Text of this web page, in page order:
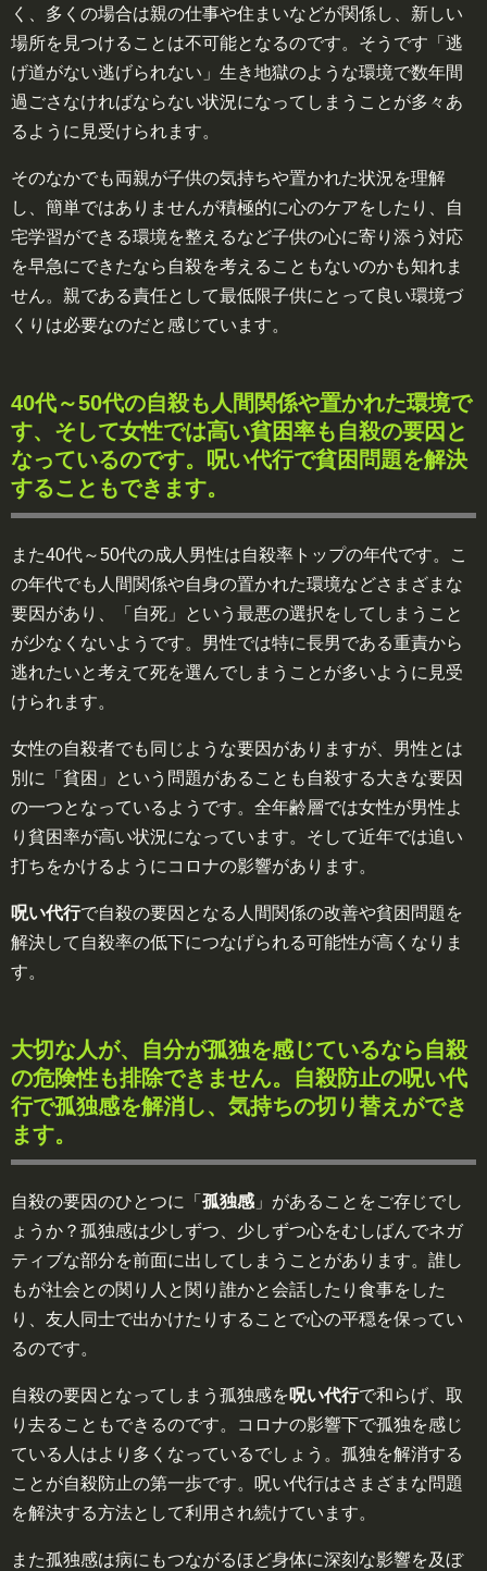
く、多くの場合は親の仕事や住まいなどが関係し、新しい
場所を見つけることは不可能となるのです。そうです「逃
げ道がない逃げられない」生き地獄のような環境で数年間
過ごさなければならない状況になってしまうことが多々あ
るように見受けられます。
そのなかでも両親が子供の気持ちや置かれた状況を理解
し、簡単ではありませんが積極的に心のケアをしたり、自
宅学習ができる環境を整えるなど子供の心に寄り添う対応
を早急にできたなら自殺を考えることもないのかも知れま
せん。親である責任として最低限子供にとって良い環境づ
くりは必要なのだと感じています。
40代～50代の自殺も人間関係や置かれた環境で
す、そして女性では高い貧困率も自殺の要因と
なっているのです。呪い代行で貧困問題を解決
することもできます。
また40代～50代の成人男性は自殺率トップの年代です。こ
の年代でも人間関係や自身の置かれた環境などさまざまな
要因があり、「自死」という最悪の選択をしてしまうこと
が少なくないようです。男性では特に長男である重責から
逃れたいと考えて死を選んでしまうことが多いように見受
けられます。
女性の自殺者でも同じような要因がありますが、男性とは
別に「貧困」という問題があることも自殺する大きな要因
の一つとなっているようです。全年齢層では女性が男性よ
り貧困率が高い状況になっています。そして近年では追い
打ちをかけるようにコロナの影響があります。
呪い代行で自殺の要因となる人間関係の改善や貧困問題を
解決して自殺率の低下につなげられる可能性が高くなりま
す。
大切な人が、自分が孤独を感じているなら自殺
の危険性も排除できません。自殺防止の呪い代
行で孤独感を解消し、気持ちの切り替えができ
ます。
自殺の要因のひとつに「 孤独感 」があることをご存じでし
ょうか？孤独感は少しずつ、少しずつ心をむしばんでネガ
ティブな部分を前面に出してしまうことがあります。誰し
もが社会との関り人と関り誰かと会話したり食事をした
り、友人同士で出かけたりすることで心の平穏を保ってい
るのです。
自殺の要因となってしまう孤独感を呪い代行で和らげ、取
り去ることもできるのです。コロナの影響下で孤独を感じ
ている人はより多くなっているでしょう。孤独を解消する
ことが自殺防止の第一歩です。呪い代行はさまざまな問題
を解決する方法として利用され続けています。
また孤独感は病にもつながるほど身体に深刻な影響を及ぼ